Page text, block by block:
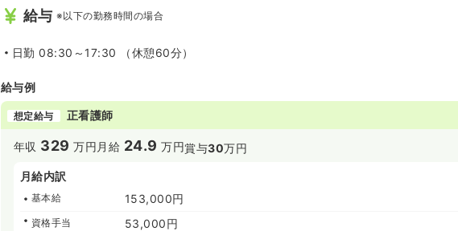
ち、女性活躍推進に関する状況が優良な事業主は、厚生労働大臣の認定（「えるぼし
ることができる日程マークです。同社ではこの認定企業として運営を行っております
ます。介護に直面する労働者は、企業において中核的な人材として活躍している場合
の持続的な発展にとって重要な課題となっています。このような状況下で、厚生労働
護離職を未然に防止するため、仕事と介護を両立できる職場環境の整備促進に取り組
ンボルマークを作成し、仕事と介護を両立しやすい職場環境の取組への関心及び認知
離職を防止するための取組に向けた社会的気運の醸成を図っております！
給与 ※以下の勤務時間の場合
日勤 08:30～17:30 （休憩60分）
給与例
想定給与 正看護師
年収 329 万円 月給 24.9 万円賞与30万円
月給内訳
基本給 153,000円
資格手当 53,000円